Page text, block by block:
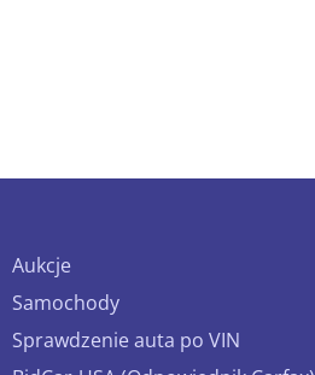
Aukcje
Samochody
Sprawdzenie auta po VIN